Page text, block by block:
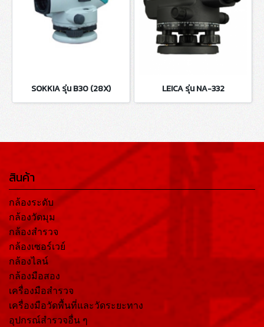
SOKKIA รุ่น B30 (28X) LEICA รุ่น NA-332
สินค้า
กล้องระดับ
กล้องวัดมุม
กล้องสำรวจ
กล้องเซอร์เวย์
กล้องไลน์
กล้องมือสอง
เครื่องมือสำรวจ
เครื่องมือวัดพื้นที่และวัดระยะทาง
อุปกรณ์สำรวจอื่น ๆ